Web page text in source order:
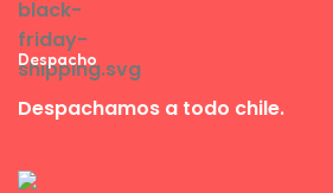
Despacho
Despachamos a todo chile.